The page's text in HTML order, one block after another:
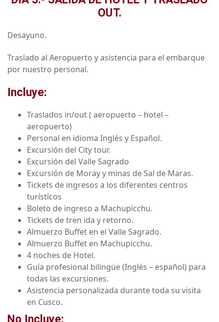
OUT.
Desayuno.
Traslado al Aeropuerto y asistencia para el embarque
por nuestro personal.
Incluye:
Traslados in/out ( aeropuerto – hotel –
aeropuerto)
Personal en idioma Inglés y Español.
Excursión del City tour.
Excursión del Valle Sagrado
Excursión de Moray y minas de Sal de Maras.
Tickets de ingresos a los diferentes centros
turísticos
Boleto de ingreso a Machupicchu.
Tickets de tren ida y retorno.
Almuerzo Buffet en el Valle Sagrado.
Almuerzo Buffet en Machupicchu.
4 noches de Hotel.
Guía profesional bilingüe (Inglés – español) para
todas las excursiones.
Asistencia personalizada durante toda su visita
en Cusco.
No Incluye: